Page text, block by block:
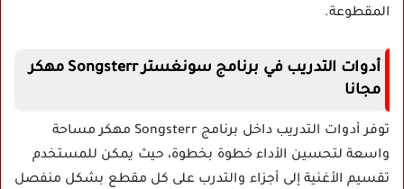
المقطوعة.
أدوات التدريب في برنامج سونغستر Songsterr مهكر
مجانا
توفر أدوات التدريب داخل برنامج Songsterr مهكر مساحة
واسعة لتحسين الأداء خطوة بخطوة، حيث يمكن للمستخدم
تقسيم الأغنية إلى أجزاء والتدرب على كل مقطع بشكل منفصل